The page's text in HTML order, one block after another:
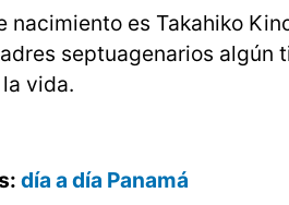
nacimiento es Takahiko
septuagenarios algún
vida.
día a día Panamá